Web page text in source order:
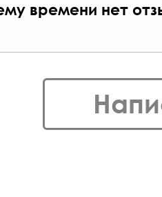
времени нет